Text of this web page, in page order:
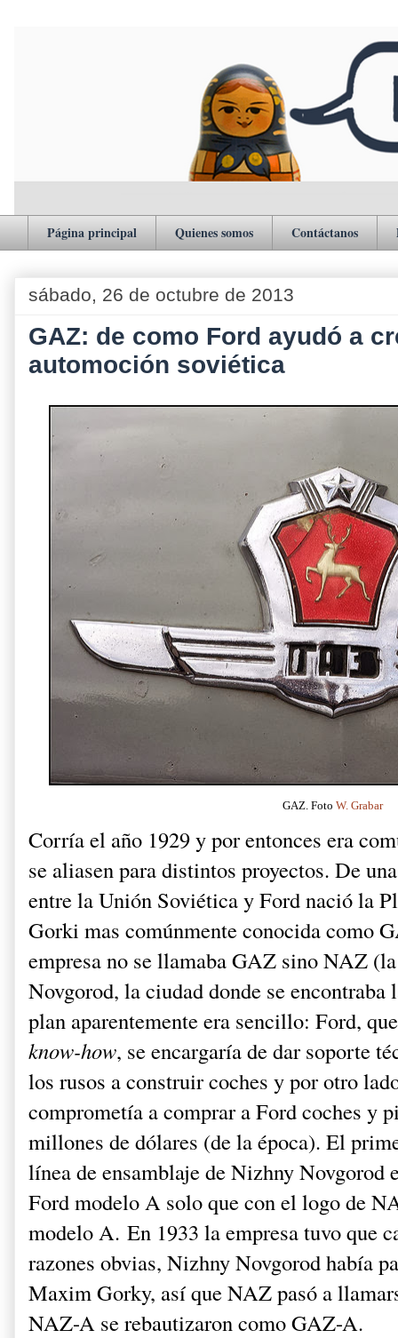
Página principal Quienes somos Contáctanos
sábado, 26 de octubre de 2013
GAZ: de como Ford ayudó a
automoción soviética
GAZ. FotoW. Grabar
Corría el año 1929 y por entonces era
se aliasen para distintos proyectos. De
entre la Unión Soviética y Ford nació la
Gorki mas comúnmente conocida como
empresa no se llamaba GAZ sino NAZ
Novgorod, la ciudad donde se
plan aparentemente era sencillo: Ford,
know-how, se encargaría de dar soporte
los rusos a construir coches y por otro
comprometía a comprar a Ford coches y
millones de dólares (de la época). El
línea de ensamblaje de Nizhny Novgorod
Ford modelo A solo que con el logo de
modelo A. En 1933 la empresa tuvo que
razones obvias, Nizhny Novgorod había
Maxim Gorky, así que NAZ pasó a
NAZ-A se rebautizaron como GAZ-A.